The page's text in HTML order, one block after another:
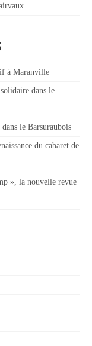
à Maranville
dans le
le Barsuraubois
du cabaret de
», la nouvelle revue